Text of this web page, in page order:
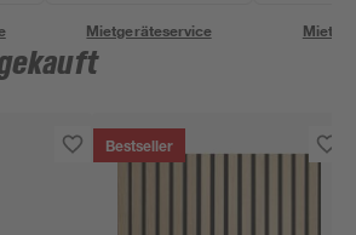
Mietgeräteservice
Bestseller